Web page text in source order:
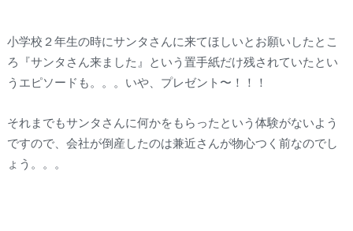
小学校２年生の時にサンタさんに来てほしいとお願いしたとこ
ろ『サンタさん来ました』という置手紙だけ残されていたとい
うエピソードも。。。いや、プレゼント〜！！！
それまでもサンタさんに何かをもらったという体験がないよう
ですので、会社が倒産したのは兼近さんが物心つく前なのでし
ょう。。。